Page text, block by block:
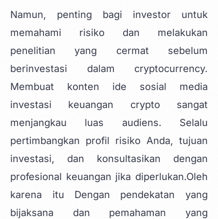
Namun, penting bagi investor untuk
memahami risiko dan melakukan
penelitian yang cermat sebelum
berinvestasi dalam cryptocurrency.
Membuat konten ide sosial media
investasi keuangan crypto sangat
menjangkau luas audiens. Selalu
pertimbangkan profil risiko Anda, tujuan
investasi, dan konsultasikan dengan
profesional keuangan jika diperlukan.Oleh
karena itu Dengan pendekatan yang
bijaksana dan pemahaman yang